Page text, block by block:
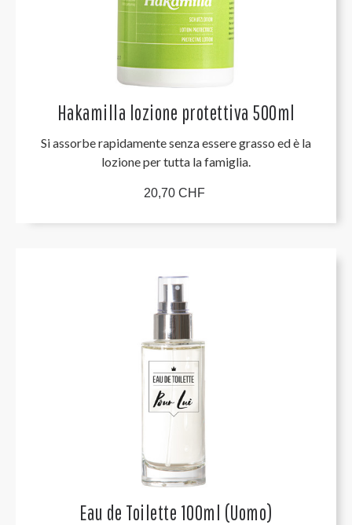
Hakamilla lozione protettiva 500ml
Si assorbe rapidamente senza essere grasso ed è la
lozione per tutta la famiglia.
20,70 CHF
Eau de Toilette 100ml (Uomo)